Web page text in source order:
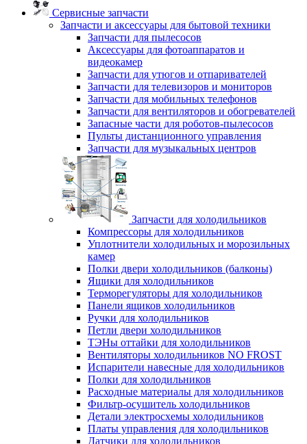
Сервисные запчасти
Запчасти и аксессуары для бытовой техники
Запчасти для пылесосов
Аксессуары для фотоаппаратов и
видеокамер
Запчасти для утюгов и отпаривателей
Запчасти для телевизоров и мониторов
Запчасти для мобильных телефонов
Запчасти для вентиляторов и обогревателей
Запасные части для роботов-пылесосов
Пульты дистанционного управления
Запчасти для музыкальных центров
Запчасти для холодильников
Компрессоры для холодильников
Уплотнители холодильных и морозильных
камер
Полки двери холодильников (балконы)
Ящики для холодильников
Терморегуляторы для холодильников
Панели ящиков холодильников
Ручки для холодильников
Петли двери холодильников
ТЭНы оттайки для холодильников
Вентиляторы холодильников NO FROST
Испарители навесные для холодильников
Полки для холодильников
Расходные материалы для холодильников
Фильтр-осушитель холодильников
Детали электросхемы холодильников
Платы управления для холодильников
Датчики для холодильников